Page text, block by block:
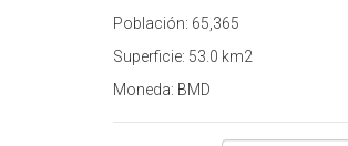
Población: 65,365
Superficie: 53.0 km2
Moneda: BMD